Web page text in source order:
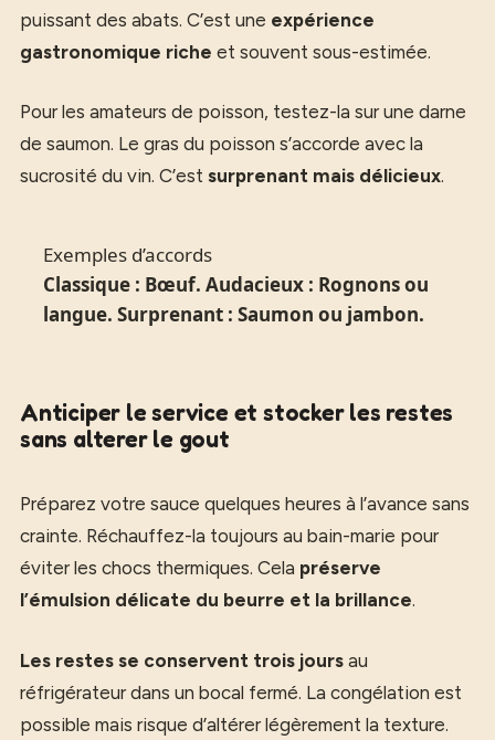
puissant des abats. C’est une expérience
gastronomique riche et souvent sous-estimée.
Pour les amateurs de poisson, testez-la sur une darne
de saumon. Le gras du poisson s’accorde avec la
sucrosité du vin. C’est surprenant mais délicieux.
Exemples d’accords
Classique : Bœuf. Audacieux : Rognons ou
langue. Surprenant : Saumon ou jambon.
Anticiper le service et stocker les restes
sans alterer le gout
Préparez votre sauce quelques heures à l’avance sans
crainte. Réchauffez-la toujours au bain-marie pour
éviter les chocs thermiques. Cela préserve
l’émulsion délicate du beurre et la brillance.
Les restes se conservent trois jours au
réfrigérateur dans un bocal fermé. La congélation est
possible mais risque d’altérer légèrement la texture.